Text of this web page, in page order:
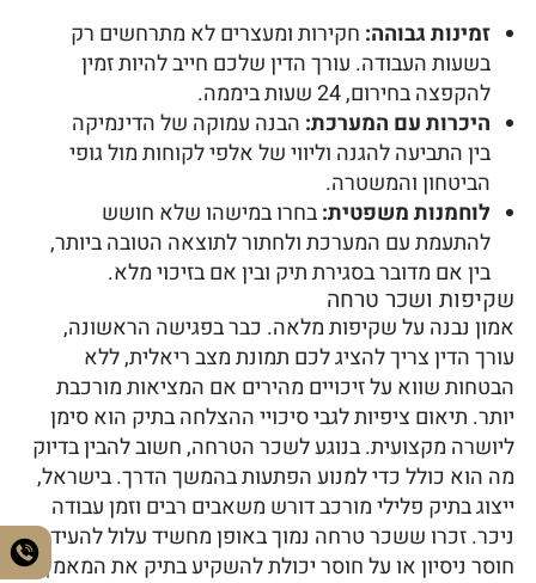
זמינות גבוהה: חקירות ומעצרים לא מתרחשים רק
בשעות העבודה. עורך הדין שלכם חייב להיות זמין
להקפצה בחירום, 24 שעות ביממה.
היכרות עם המערכת: הבנה עמוקה של הדינמיקה
בין התביעה להגנה וליווי של אלפי לקוחות מול גופי
הביטחון והמשטרה.
לוחמנות משפטית:בחרו במישהו שלא חושש
להתעמת עם המערכת ולחתור לתוצאה הטובה ביותר,
בין אם מדובר בסגירת תיק ובין אם בזיכוי מלא.
שקיפות ושכר טרחה
אמון נבנה על שקיפות מלאה. כבר בפגישה הראשונה,
עורך הדין צריך להציג לכם תמונת מצב ריאלית, ללא
הבטחות שווא על זיכויים מהירים אם המציאות מורכבת
יותר. תיאום ציפיות לגבי סיכויי ההצלחה בתיק הוא סימן
ליושרה מקצועית. בנוגע לשכר הטרחה, חשוב להבין בדיוק
מה הוא כולל כדי למנוע הפתעות בהמשך הדרך. בישראל,
ייצוג בתיק פלילי מורכב דורש משאבים רבים וזמן עבודה
ניכר. זכרו ששכר טרחה נמוך באופן מחשיד עלול להעיד על
חוסר ניסיון או על חוסר יכולת להשקיע בתיק את המאמץ